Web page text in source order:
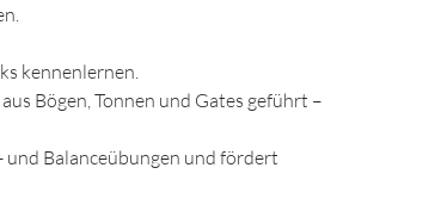
kennenlernen.
Bögen, Tonnen und Gates geführt –
Balanceübungen und fördert